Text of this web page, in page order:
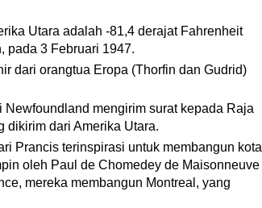
Utara adalah -81,4 derajat Fahrenheit
pada 3 Februari 1947.
dari orangtua Eropa (Thorfin dan Gudrid)
Newfoundland mengirim surat kepada Raja
dikirim dari Amerika Utara.
Prancis terinspirasi untuk membangun kota
oleh Paul de Chomedey de Maisonneuve
mereka membangun Montreal, yang